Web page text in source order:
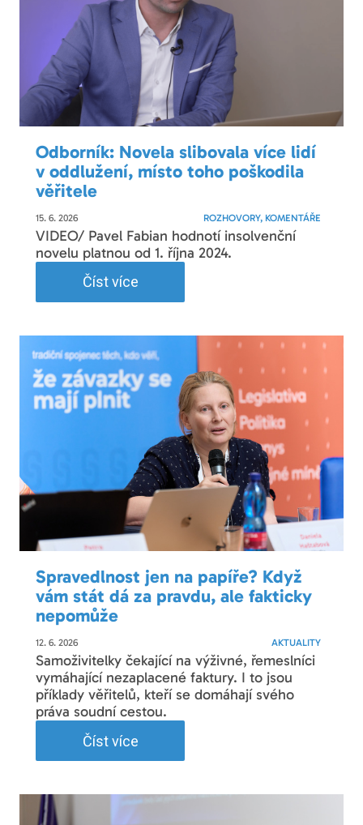
Odborník: Novela slibovala více lidí
v oddlužení, místo toho poškodila
věřitele
15. 6. 2026 ROZHOVORY, KOMENTÁŘE
VIDEO/ Pavel Fabian hodnotí insolvenční
novelu platnou od 1. října 2024.
Číst více
Spravedlnost jen na papíře? Když
vám stát dá za pravdu, ale fakticky
nepomůže
12. 6. 2026 AKTUALITY
Samoživitelky čekající na výživné, řemeslníci
vymáhající nezaplacené faktury. I to jsou
příklady věřitelů, kteří se domáhají svého
práva soudní cestou.
Číst více